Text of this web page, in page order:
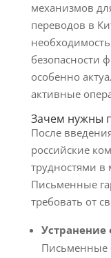
механизмов
переводов в
безопасности
особенно
активные
Зачем нужны
После
российские
трудностями в
Письменные
требовать от
Устранение
Письменные